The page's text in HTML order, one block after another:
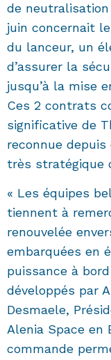
de
juin concernait
du lanceur, un
d’assurer la
jusqu’à la mise
Ces 2 contrats
significative de
reconnue
très stratégique
« Les équipes
tiennent à
renouvelée
embarquées en
puissance à
développés par
Desmaele,
Alenia Space en
commande